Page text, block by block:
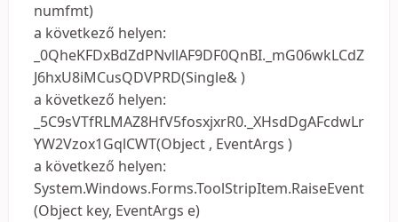
numfmt)
a következő helyen:
_0QheKFDxBdZdPNvllAF9DF0QnBI._mG06wkLCdZ
J6hxU8iMCusQDVPRD(Single& )
a következő helyen:
_5C9sVTfRLMAZ8HfV5fosxjxrR0._XHsdDgAFcdwLr
YW2Vzox1GqlCWT(Object , EventArgs )
a következő helyen:
System.Windows.Forms.ToolStripItem.RaiseEvent
(Object key, EventArgs e)